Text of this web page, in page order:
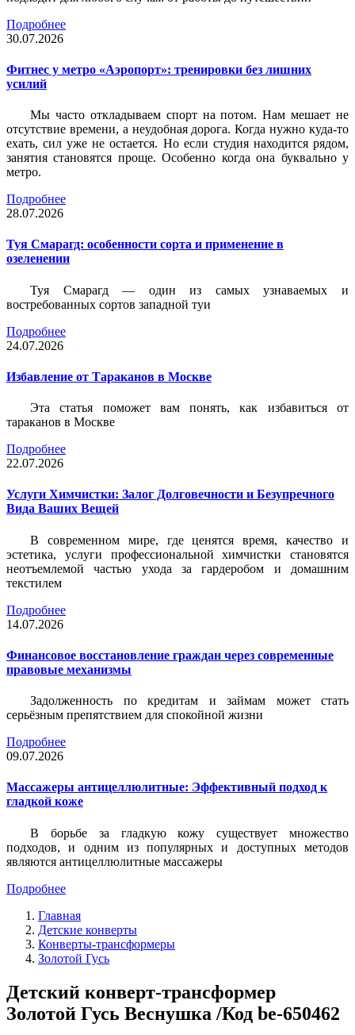
Подробнее
30.07.2026
Фитнес у метро «Аэропорт»: тренировки без лишних
усилий
Мы часто откладываем спорт на потом. Нам мешает не
отсутствие времени, а неудобная дорога. Когда нужно куда-то
ехать, сил уже не остается. Но если студия находится рядом,
занятия становятся проще. Особенно когда она буквально у
метро.
Подробнее
28.07.2026
Туя Смарагд: особенности сорта и применение в
озеленении
Туя Смарагд — один из самых узнаваемых и
востребованных сортов западной туи
Подробнее
24.07.2026
Избавление от Тараканов в Москве
Эта статья поможет вам понять, как избавиться от
тараканов в Москве
Подробнее
22.07.2026
Услуги Химчистки: Залог Долговечности и Безупречного
Вида Ваших Вещей
В современном мире, где ценятся время, качество и
эстетика, услуги профессиональной химчистки становятся
неотъемлемой частью ухода за гардеробом и домашним
текстилем
Подробнее
14.07.2026
Финансовое восстановление граждан через современные
правовые механизмы
Задолженность по кредитам и займам может стать
серьёзным препятствием для спокойной жизни
Подробнее
09.07.2026
Массажеры антицеллюлитные: Эффективный подход к
гладкой коже
В борьбе за гладкую кожу существует множество
подходов, и одним из популярных и доступных методов
являются антицеллюлитные массажеры
Подробнее
Главная
Детские конверты
Конверты-трансформеры
Золотой Гусь
Детский конверт-трансформер
Золотой Гусь Веснушка /Код be-650462